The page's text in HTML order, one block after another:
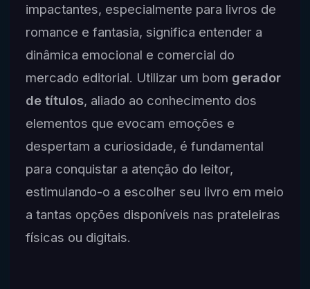
impactantes, especialmente para livros de
romance e fantasia, significa entender a
dinâmica emocional e comercial do
mercado editorial. Utilizar um bom gerador
de títulos, aliado ao conhecimento dos
elementos que evocam emoções e
despertam a curiosidade, é fundamental
para conquistar a atenção do leitor,
estimulando-o a escolher seu livro em meio
a tantas opções disponíveis nas prateleiras
físicas ou digitais.